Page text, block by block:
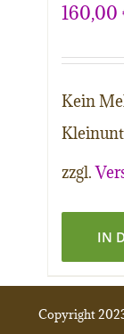
160,00
Kein
zzgl.
IN
Copyright